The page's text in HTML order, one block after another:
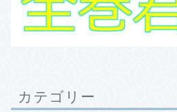
カテゴリー